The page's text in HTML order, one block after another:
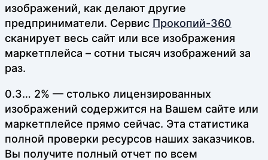
изображений, как делают другие
предприниматели. Сервис Прокопий-360
сканирует весь сайт или все изображения
маркетплейса – сотни тысяч изображений за
раз.
0.3… 2% — столько лицензированных
изображений содержится на Вашем сайте или
маркетплейсе прямо сейчас. Эта статистика
полной проверки ресурсов наших заказчиков.
Вы получите полный отчет по всем